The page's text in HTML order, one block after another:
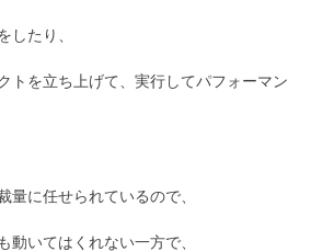
したり、
トを立ち上げて、実行してパフォーマン
量に任せられているので、
動いてはくれない一方で、